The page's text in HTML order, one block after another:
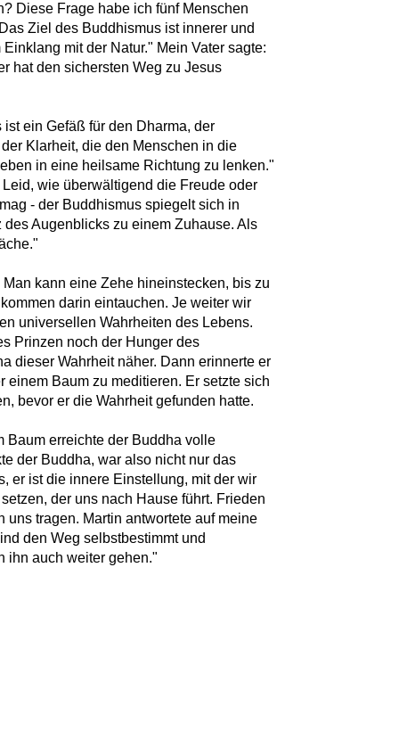
Diese Frage habe ich fünf Menschen
Ziel des Buddhismus ist innerer und
mit der Natur." Mein Vater sagte:
hat den sichersten Weg zu Jesus
ein Gefäß für den Dharma, der
Klarheit, die den Menschen in die
in eine heilsame Richtung zu lenken."
wie überwältigend die Freude oder
- der Buddhismus spiegelt sich in
Augenblicks zu einem Zuhause. Als
kann eine Zehe hineinstecken, bis zu
darin eintauchen. Je weiter wir
universellen Wahrheiten des Lebens.
Prinzen noch der Hunger des
dieser Wahrheit näher. Dann erinnerte er
einem Baum zu meditieren. Er setzte sich
bevor er die Wahrheit gefunden hatte.
Baum erreichte der Buddha volle
der Buddha, war also nicht nur das
er ist die innere Einstellung, mit der wir
der uns nach Hause führt. Frieden
uns tragen. Martin antwortete auf meine
den Weg selbstbestimmt und
ihn auch weiter gehen."